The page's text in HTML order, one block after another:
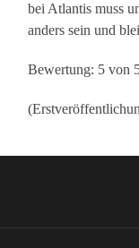
bei Atlantis muss
anders sein und
Bewertung: 5 von